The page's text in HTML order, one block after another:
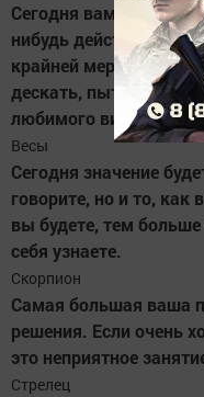
Сегодня вам лучше
нибудь действия.
крайней мере,
дескать, пытался. В
любимого винить
Весы
Сегодня значение
говорите, но и то,
вы будете, тем больше
себя узнаете.
Скорпион
Самая большая ваша
решения. Если очень
это неприятное
Стрелец